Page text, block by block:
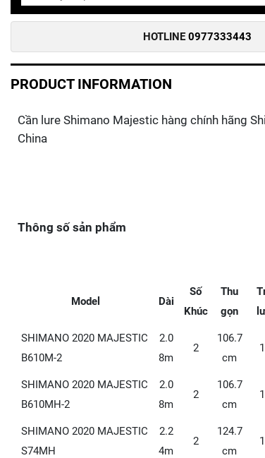
HOTLINE 0977333443
PRODUCT INFORMATION
Cần lure Shimano Majestic hàng chính hãng
China
Thông số sản phẩm
Model Dài
Số
Khúc
Thu
gọn
SHIMANO 2020 MAJESTIC
B610M-2
2.0
8m
2
106.7
cm
SHIMANO 2020 MAJESTIC
B610MH-2
2.0
8m
2
106.7
cm
SHIMANO 2020 MAJESTIC
S74MH
2.2
4m
2
124.7
cm